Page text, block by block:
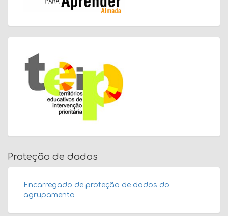
Proteção de dados
Encarregado de proteção de dados do
agrupamento